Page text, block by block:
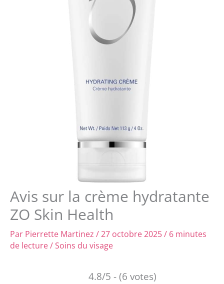
Avis sur la crème hydratante
ZO Skin Health
Par Pierrette Martinez /27 octobre 2025/ 6 minutes
de lecture/Soins du visage
4.8/5 - (6 votes)